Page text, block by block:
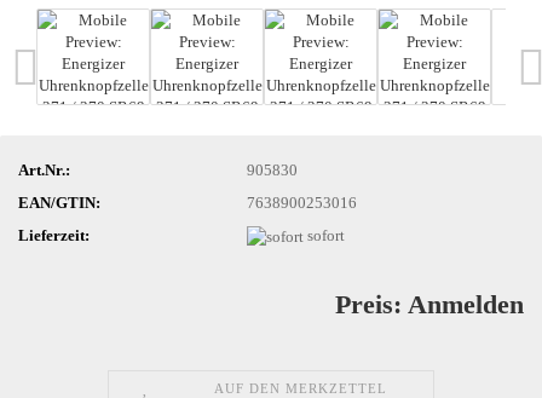
Art.Nr.:
905830
EAN/GTIN:
7638900253016
Lieferzeit:
sofort
Preis: Anmelden
AUF DEN MERKZETTEL